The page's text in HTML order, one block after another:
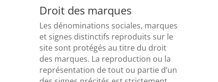
Droit des marques
Les dénominations sociales, marques
et signes distinctifs reproduits sur le
site sont protégés au titre du droit
des marques. La reproduction ou la
représentation de tout ou partie d’un